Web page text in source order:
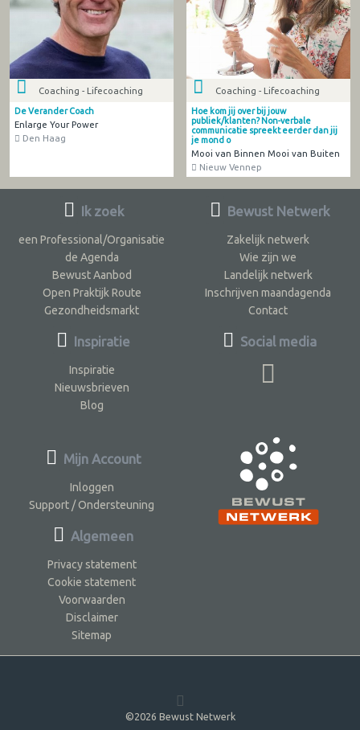
Coaching - Lifecoaching
De Verander Coach
Enlarge Your Power
Den Haag
Coaching - Lifecoaching
Hoe kom jij over bij jouw
publiek/klanten? Non-verbale
communicatie spreekt eerder dan jij
je mond o
Mooi van Binnen Mooi van Buiten
Nieuw Vennep
Ik zoek
een Professional/Organisatie
de Agenda
Bewust Aanbod
Open Praktijk Route
Gezondheidsmarkt
Inspiratie
Inspiratie
Nieuwsbrieven
Blog
Bewust Netwerk
Zakelijk netwerk
Wie zijn we
Landelijk netwerk
Inschrijven maandagenda
Contact
Social media
Mijn Account
Inloggen
Support / Ondersteuning
Algemeen
Privacy statement
Cookie statement
Voorwaarden
Disclaimer
Sitemap
©2026 Bewust Netwerk